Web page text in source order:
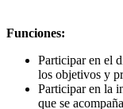
Funciones:
Participar en el
los objetivos y
Participar en la
que se